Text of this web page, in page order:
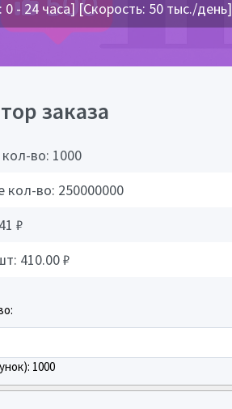
0 - 24 часа] [Скорость: 50 тыс./день]
заказа
во: 1000
кол-во: 250000000
₽
410.00₽
1000